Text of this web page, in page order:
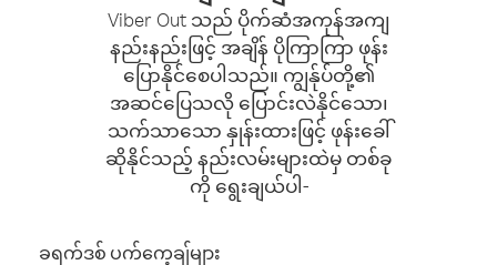
Viber Out သည် ပိုက်ဆံအကုန်အကျ
နည်းနည်းဖြင့် အချိန် ပိုကြာကြာ ဖုန်း
ပြောနိုင်စေပါသည်။ ကျွန်ုပ်တို့၏
အဆင်ပြေသလို ပြောင်းလဲနိုင်သော၊
သက်သာသော နှုန်းထားဖြင့် ဖုန်းခေါ်
ဆိုနိုင်သည့် နည်းလမ်းများထဲမှ တစ်ခု
ကို ရွေးချယ်ပါ-
ခရက်ဒစ် ပက်ကေ့ချ်များ